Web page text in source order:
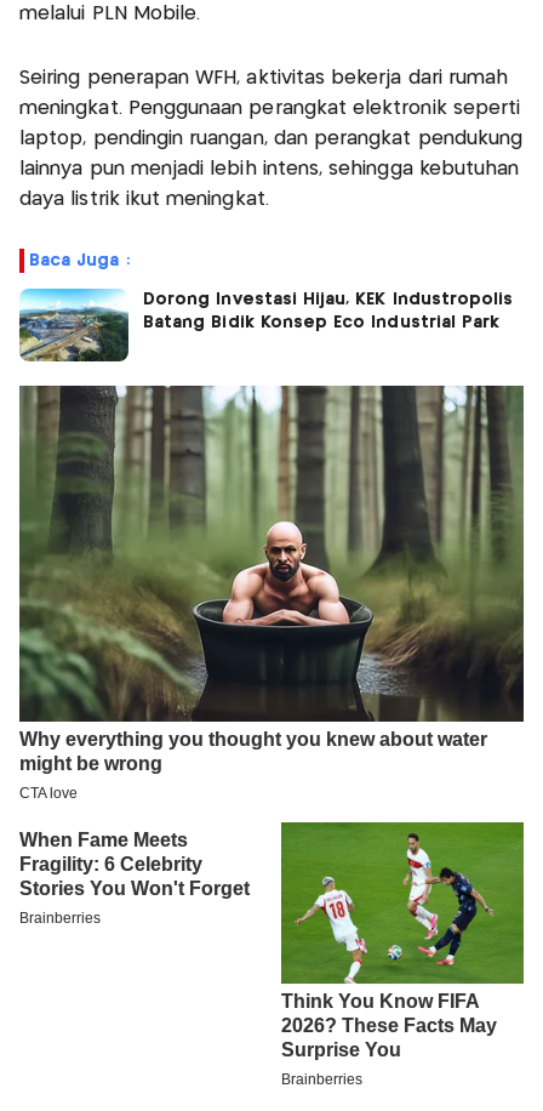
melalui PLN Mobile.
Seiring penerapan WFH, aktivitas bekerja dari rumah
meningkat. Penggunaan perangkat elektronik seperti
laptop, pendingin ruangan, dan perangkat pendukung
lainnya pun menjadi lebih intens, sehingga kebutuhan
daya listrik ikut meningkat.
Baca Juga :
Dorong Investasi Hijau, KEK Industropolis
Batang Bidik Konsep Eco Industrial Park